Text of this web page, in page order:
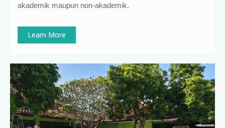
akademik maupun non-akademik.
Learn More